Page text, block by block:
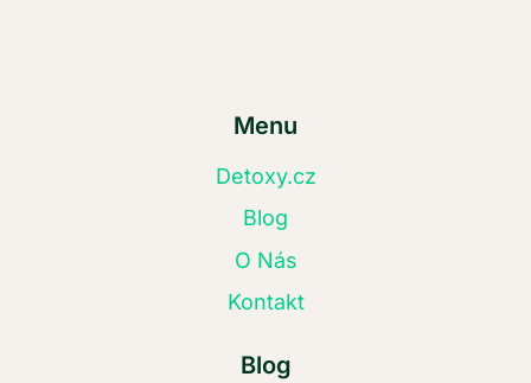
Menu
Detoxy.cz
Blog
O Nás
Kontakt
Blog